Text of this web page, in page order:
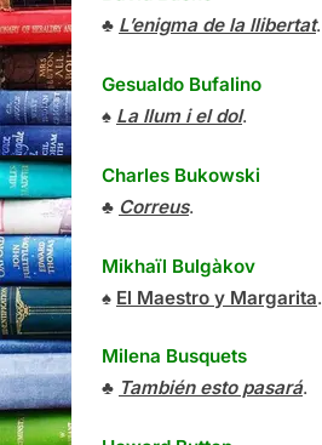
♣ L’enigma de la llibertat.
Gesualdo Bufalino
♠ La llum i el dol.
Charles Bukowski
♣ Correus.
Mikhaïl Bulgàkov
♠ El Maestro y Margarita.
Milena Busquets
♣ También esto pasará.